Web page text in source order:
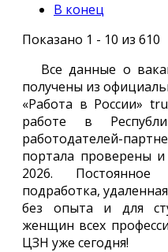
В конец
Показано 1 - 10 из 610
Все данные о
получены из
«Работа в России»
работе в
работодателей-
портала проверены и
2026.
подработка,
без опыта и для
женщин всех
ЦЗН уже сегодня!